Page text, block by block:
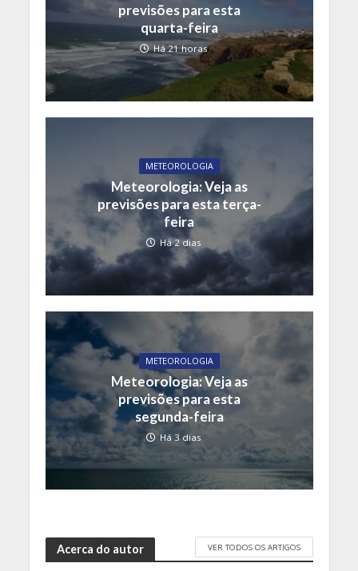
previsões para esta
quarta-feira
Há 21 horas
METEOROLOGIA
Meteorologia: Veja as
previsões para esta terça-
feira
Há 2 dias
METEOROLOGIA
Meteorologia: Veja as
previsões para esta
segunda-feira
Há 3 dias
Acerca do autor VER TODOS OS ARTIGOS